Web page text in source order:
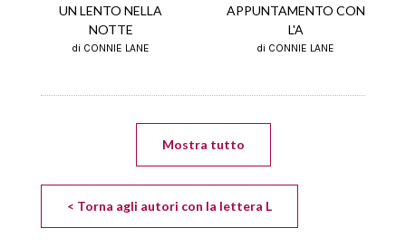
UN LENTO NELLA
NOTTE
di CONNIE LANE
APPUNTAMENTO CON
L'A
di CONNIE LANE
Mostra tutto
< Torna agli autori con la lettera L